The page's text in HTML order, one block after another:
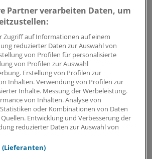
in Zeiten des GKV-
soll es in der kommenden
sorgt
und Ärzten. Stehen die
auf der Kippe? Oder eher doch
und Krankenkassen verhandeln.
Partner verarbeiten Daten, um
Zugriff auf Informationen auf einem
reduzierter Daten zur Auswahl von
von Profilen für personalisierte
von Profilen zur Auswahl
Erstellung von Profilen zur
Inhalten. Verwendung von Profilen zur
Inhalte. Messung der Werbeleistung.
von Inhalten. Analyse von
oder Kombinationen von Daten
Entwicklung und Verbesserung der
reduzierter Daten zur Auswahl von
(Lieferanten)